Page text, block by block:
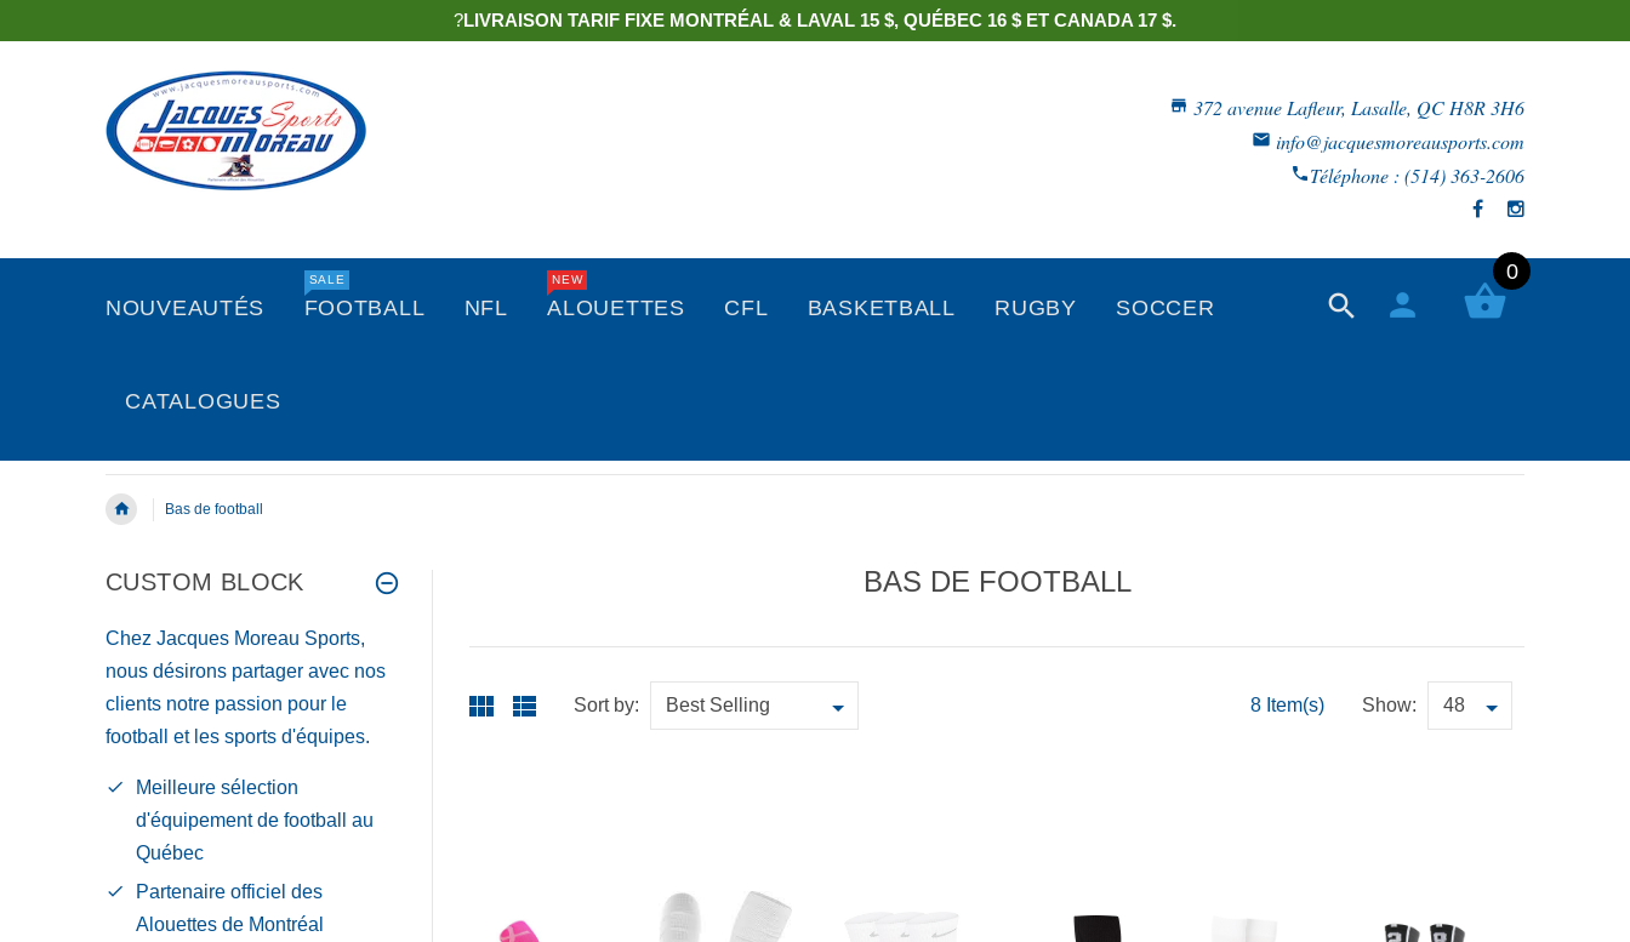
372 avenue Lafleur, Lasalle, QC H8R 3H6
info@jacquesmoreausports.com
Téléphone : (514) 363-2606
NOUVEAUTÉS
SALE
FOOTBALL NFL
NEW
ALOUETTES CFL BASKETBALL RUGBY SOCCER
CATALOGUES
0
Bas de football
CUSTOM BLOCK
Chez Jacques Moreau Sports,
nous désirons partager avec nos
clients notre passion pour le
football et les sports d'équipes.
Meilleure sélection
d'équipement de football au
Québec
Partenaire officiel des
Alouettes de Montréal
BAS DE FOOTBALL
Sort by: 8 Item(s) Show:
?LIVRAISON TARIF FIXE MONTRÉAL & LAVAL 15 $, QUÉBEC 16 $ ET CANADA 17 $.